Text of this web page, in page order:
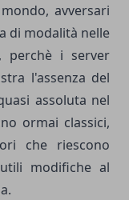
avversari
di modalità nelle
perchè i server
l'assenza del
assoluta nel
ormai classici,
che riescono
modifiche al